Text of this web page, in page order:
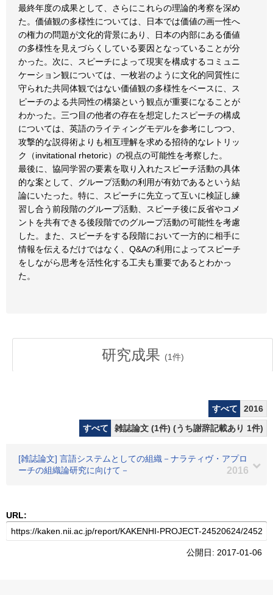
最終年度の成果として、さらにこれらの理論的考察を深め
た。価値観の多様性については、日本では価値の画一性へ
の権力の問題が文化的背景にあり、日本の内部にある価値
の多様性を見えづらくしている要因となっていることが分
かった。次に、スピーチによって現実を構成するコミュニ
ケーション観については、一枚岩のように文化的同質性に
守られた共同体観ではない価値観の多様性をベースに、ス
ピーチのよる共同性の構築という観点が重要になることが
わかった。三つ目の他者の存在を想定したスピーチの構成
については、英語のライティングモデルを参考にしつつ、
攻撃的な説得術よりも相互理解を求める招待的なレトリッ
ク（invitational rhetoric）の視点の可能性を考察した。
最後に、協同学習の要素を取り入れたスピーチ活動の具体
的な案として、グループ活動の利用が有効であるという結
論にいたった。特に、スピーチに先立って互いに検証し練
習し合う前段階のグループ活動、スピーチ後に反省やコメ
ントを共有できる後段階でのグループ活動の可能性を考慮
した。また、スピーチをする段階において一方的に相手に
情報を伝えるだけではなく、Q&Aの利用によってスピーチ
をしながら思考を活性化する工夫も重要であるとわかっ
た。
研究成果 (1件)
すべて
2016
すべて
雑誌論文 (1件) (うち謝辞記載あり 1件)
[雑誌論文] 言語システムとしての組織－ナラティヴ・アプロ
ーチの組織論研究に向けて－
2016
URL:
公開日: 2017-01-06